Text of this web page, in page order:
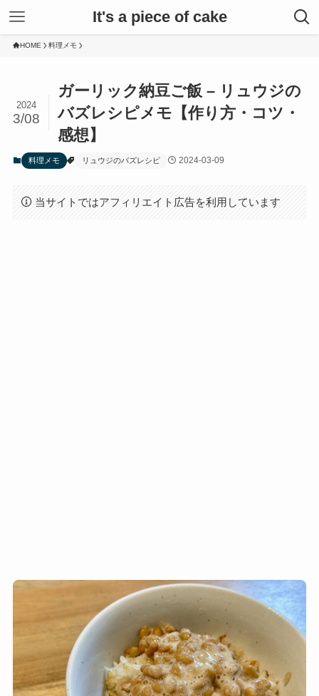
It's a piece of cake
HOME 料理メモ
ガーリック納豆ご飯 – リュウジの
バズレシピメモ【作り方・コツ・
感想】
2024
3/08
料理メモ リュウジのバズレシピ 2024-03-09
当サイトではアフィリエイト広告を利用しています